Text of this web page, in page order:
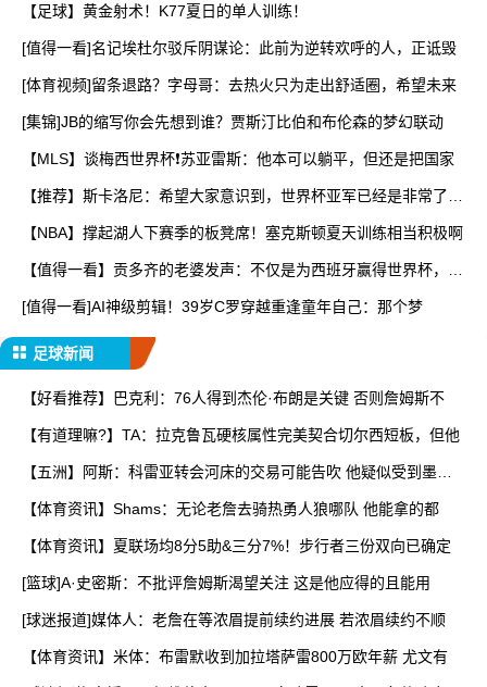
【足球】黄金射术！K77夏日的单人训练！
[值得一看]名记埃杜尔驳斥阴谋论：此前为逆转欢呼的人，正诋毁
[体育视频]留条退路？字母哥：去热火只为走出舒适圈，希望未来
[集锦]JB的缩写你会先想到谁？贾斯汀比伯和布伦森的梦幻联动
【MLS】谈梅西世界杯❗苏亚雷斯：他本可以躺平，但还是把国家
【推荐】斯卡洛尼：希望大家意识到，世界杯亚军已经是非常了不
【NBA】撑起湖人下赛季的板凳席！塞克斯顿夏天训练相当积极啊
【值得一看】贡多齐的老婆发声：不仅是为西班牙赢得世界杯，更
[值得一看]AI神级剪辑！39岁C罗穿越重逢童年自己：那个梦
足球新闻
【好看推荐】巴克利：76人得到杰伦·布朗是关键 否则詹姆斯不
【有道理嘛?】TA：拉克鲁瓦硬核属性完美契合切尔西短板，但他
【五洲】阿斯：科雷亚转会河床的交易可能告吹 他疑似受到墨西
【体育资讯】Shams：无论老詹去骑热勇人狼哪队 他能拿的都
【体育资讯】夏联场均8分5助&三分7%！步行者三份双向已确定
[篮球]A·史密斯：不批评詹姆斯渴望关注 这是他应得的且能用
[球迷报道]媒体人：老詹在等浓眉提前续约进展 若浓眉续约不顺
【体育资讯】米体：布雷默收到加拉塔萨雷800万欧年薪 尤文有